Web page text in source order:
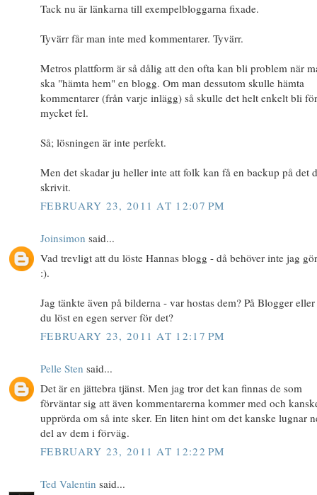
Tack nu är länkarna till exempelbloggarna fixade.
Tyvärr får man inte med kommentarer. Tyvärr.
Metros plattform är så dålig att den ofta kan bli problem när
ska "hämta hem" en blogg. Om man dessutom skulle hämta
kommentarer (från varje inlägg) så skulle det helt enkelt bli för
mycket fel.
Så; lösningen är inte perfekt.
Men det skadar ju heller inte att folk kan få en backup på det
skrivit.
FEBRUARY 23, 2011 AT 12:07 PM
Joinsimon said...
Vad trevligt att du löste Hannas blogg - då behöver inte jag
:).
Jag tänkte även på bilderna - var hostas dem? På Blogger
du löst en egen server för det?
FEBRUARY 23, 2011 AT 12:17 PM
Pelle Sten said...
Det är en jättebra tjänst. Men jag tror det kan finnas de som
förväntar sig att även kommentarerna kommer med och
upprörda om så inte sker. En liten hint om det kanske lugnar
del av dem i förväg.
FEBRUARY 23, 2011 AT 12:22 PM
Ted Valentin said...